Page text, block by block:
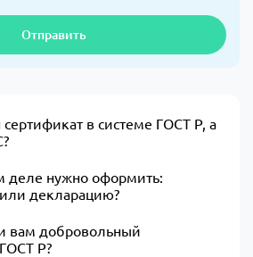
Отправить
в системе ГОСТ Р, а
деле нужно оформить:
декларацию?
вам добровольный
Р?